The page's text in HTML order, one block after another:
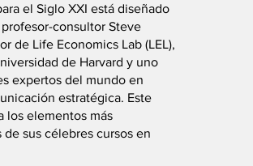
el Siglo XXI está diseñado
consultor Steve
de Life Economics Lab (LEL),
de Harvard y uno
expertos del mundo en
estratégica. Este
los elementos más
de sus célebres cursos en